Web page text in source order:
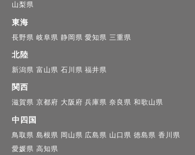
山梨県
東海
長野県 岐阜県 静岡県 愛知県 三重県
北陸
新潟県 富山県 石川県 福井県
関西
滋賀県 京都府 大阪府 兵庫県 奈良県 和歌山県
中四国
鳥取県 島根県 岡山県 広島県 山口県 徳島県 香川県
愛媛県 高知県